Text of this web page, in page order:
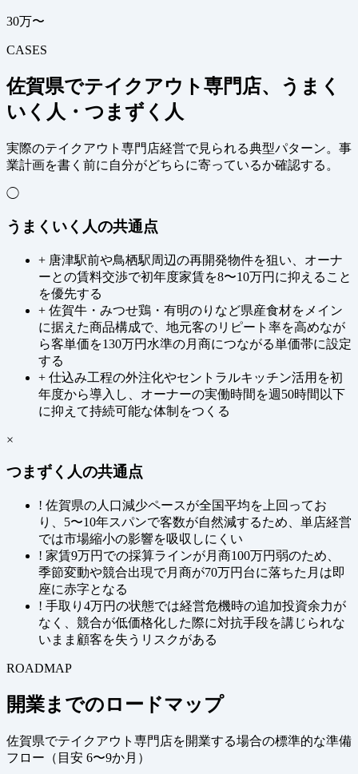
30万〜
CASES
佐賀県でテイクアウト専門店、うまく
いく人・つまずく人
実際のテイクアウト専門店経営で見られる典型パターン。事
業計画を書く前に自分がどちらに寄っているか確認する。
◯
うまくいく人の共通点
+ 唐津駅前や鳥栖駅周辺の再開発物件を狙い、オーナ
ーとの賃料交渉で初年度家賃を8〜10万円に抑えること
を優先する
+ 佐賀牛・みつせ鶏・有明のりなど県産食材をメイン
に据えた商品構成で、地元客のリピート率を高めなが
ら客単価を130万円水準の月商につながる単価帯に設定
する
+ 仕込み工程の外注化やセントラルキッチン活用を初
年度から導入し、オーナーの実働時間を週50時間以下
に抑えて持続可能な体制をつくる
×
つまずく人の共通点
! 佐賀県の人口減少ペースが全国平均を上回ってお
り、5〜10年スパンで客数が自然減するため、単店経営
では市場縮小の影響を吸収しにくい
! 家賃9万円での採算ラインが月商100万円弱のため、
季節変動や競合出現で月商が70万円台に落ちた月は即
座に赤字となる
! 手取り4万円の状態では経営危機時の追加投資余力が
なく、競合が低価格化した際に対抗手段を講じられな
いまま顧客を失うリスクがある
ROADMAP
開業までのロードマップ
佐賀県でテイクアウト専門店を開業する場合の標準的な準備
フロー（ 目安 6〜9か月 ）